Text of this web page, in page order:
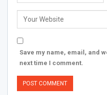
Save my name, email, and
next time I comment.